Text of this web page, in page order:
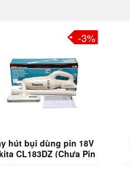
hút bụi dùng pin 18V
CL183DZ (Chưa Pin
-3%